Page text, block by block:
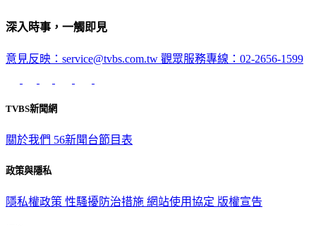
深入時事，一觸即見
意見反映：service@tvbs.com.tw 觀眾服務專線：02-2656-1599
TVBS新聞網
關於我們 56新聞台節目表
政策與隱私
隱私權政策 性騷擾防治措施 網站使用協定 版權宣告